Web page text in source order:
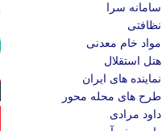
سامانه سرا
نظافتی
مواد خام معدنی
هتل استقلال
نماینده های ایران
طرح های محله محور
داود مرادی